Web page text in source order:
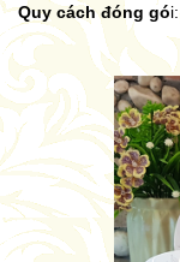
Quy cách đóng gó